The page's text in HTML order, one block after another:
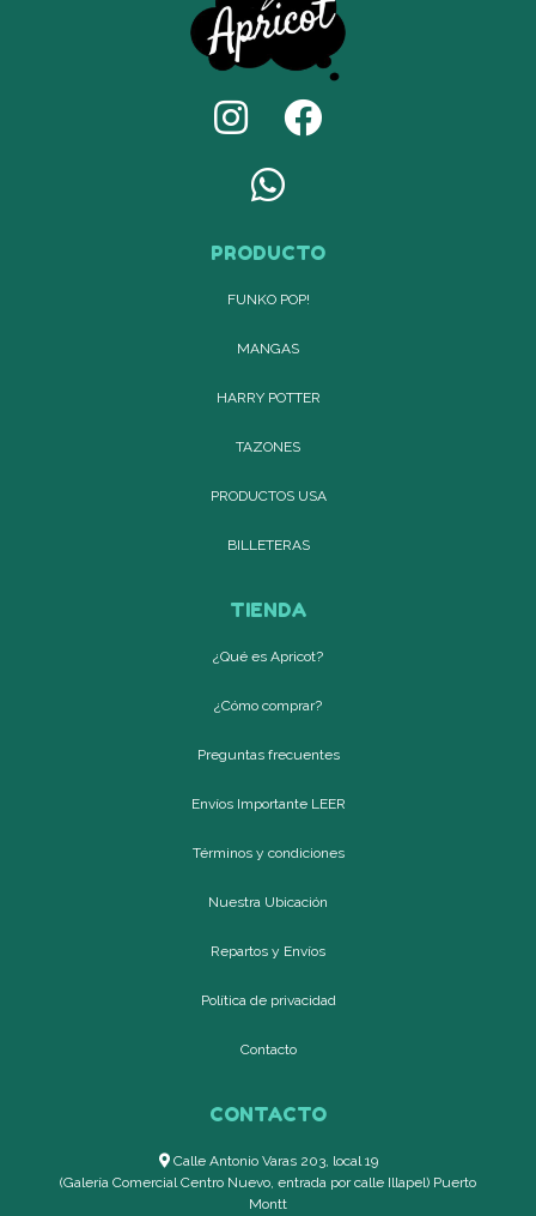
PRODUCTO
FUNKO POP!
MANGAS
HARRY POTTER
TAZONES
PRODUCTOS USA
BILLETERAS
TIENDA
¿Qué es Apricot?
¿Cómo comprar?
Preguntas frecuentes
Envíos Importante LEER
Términos y condiciones
Nuestra Ubicación
Repartos y Envíos
Política de privacidad
Contacto
CONTACTO
Calle Antonio Varas 203, local 19
(Galería Comercial Centro Nuevo, entrada por calle Illapel) Puerto
Montt